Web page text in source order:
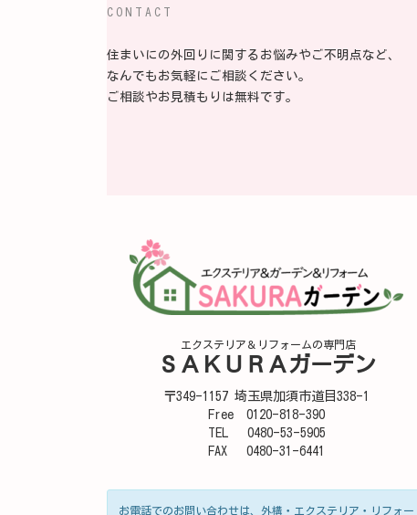
CONTACT
住まいにの外回りに関するお悩みやご不明点など、
なんでもお気軽にご相談ください。
ご相談やお見積もりは無料です。
エクステリア＆リフォームの専門店
ＳＡＫＵＲＡガーデン
〒349-1157 埼玉県加須市道目338-1
Free 0120-818-390
TEL 0480-53-5905
FAX 0480-31-6441
お電話でのお問い合わせは、外構・エクステリア・リフォー